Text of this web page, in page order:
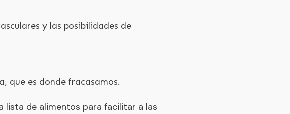
y las posibilidades de
que es donde fracasamos.
lista de alimentos para facilitar a las